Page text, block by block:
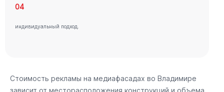
04
индивидуальный подход.
Стоимость рекламы на медиафасадах во Владимире
зависит от месторасположения конструкций и объема